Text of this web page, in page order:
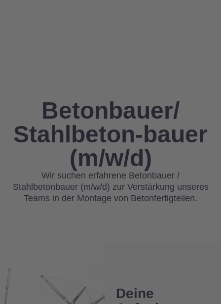
Betonbauer/
Stahlbeton-bauer
(m/w/d)
Wir suchen erfahrene Betonbauer /
Stahlbetonbauer (m/w/d) zur Verstärkung unseres
Teams in der Montage von Betonfertigteilen.
Deine